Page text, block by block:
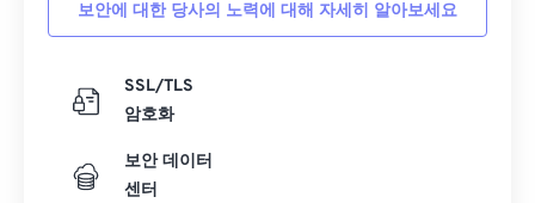
보안에 대한 당사의 노력에 대해 자세히 알아보세요
SSL/TLS
암호화
보안 데이터
센터